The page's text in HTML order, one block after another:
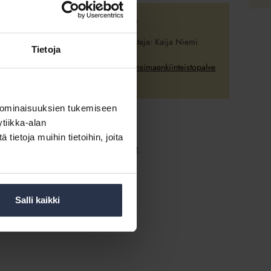
Tietoja
tukemiseen
alan
tietoja muihin tietoihin, joita
Salli kaikki
Yhteystiedot
Varapuheenjohtaja: Kaija Niemi
kaija.niemi@lansimaenkiinteistopalve
Katso muut lähialueen yhdistykset.